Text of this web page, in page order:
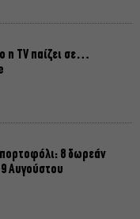
η TV παίζει σε…
8 δωρεάν
Αυγούστου